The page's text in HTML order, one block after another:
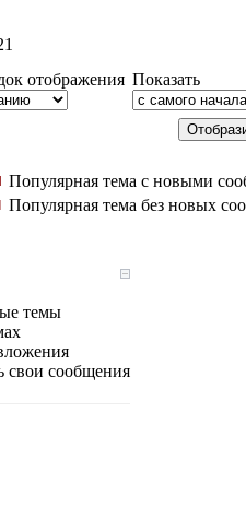
отображения Показать
Популярная тема с новыми
Популярная тема без новых
темы
свои сообщения